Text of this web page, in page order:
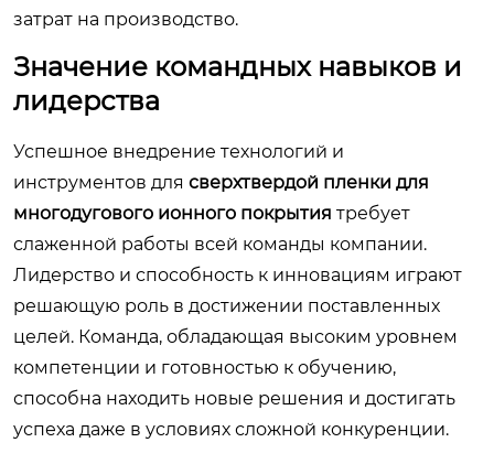
затрат на производство.
Значение командных навыков и
лидерства
Успешное внедрение технологий и
инструментов для сверхтвердой пленки для
многодугового ионного покрытия требует
слаженной работы всей команды компании.
Лидерство и способность к инновациям играют
решающую роль в достижении поставленных
целей. Команда, обладающая высоким уровнем
компетенции и готовностью к обучению,
способна находить новые решения и достигать
успеха даже в условиях сложной конкуренции.